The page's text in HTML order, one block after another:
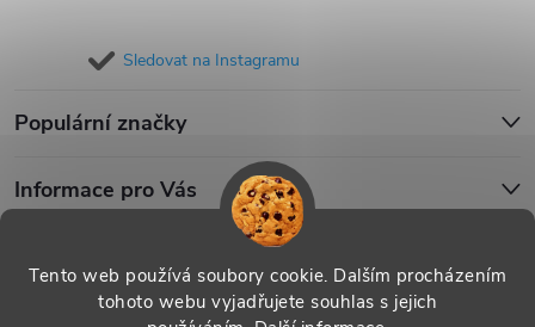
Tento web používá soubory cookie. Dalším procházením
tohoto webu vyjadřujete souhlas s jejich
Sledovat na Instagramu
Populární značky
Informace pro Vás